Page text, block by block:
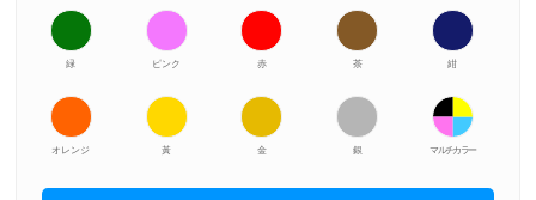
緑 ピンク 赤 茶 紺
オレンジ 黃 金 銀 マルチカラー